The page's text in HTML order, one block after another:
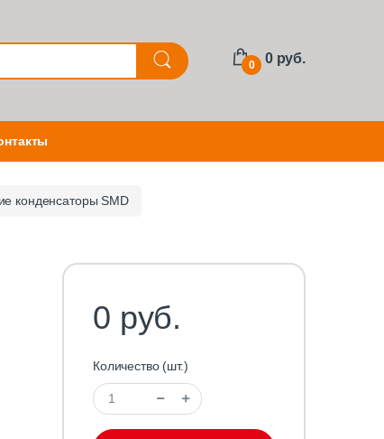
0 0 руб.
конденсаторы SMD
0 руб.
Количество (шт.)